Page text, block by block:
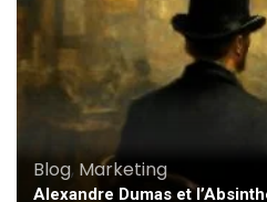
Blog, Marketing
Alexandre Dumas et